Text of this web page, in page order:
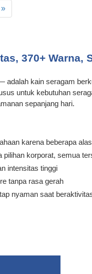
»
370+ Warna,
adalah kain seragam
untuk kebutuhan
sepanjang hari.
karena beberapa
korporat, semua
intensitas tinggi
tanpa rasa gerah
nyaman saat